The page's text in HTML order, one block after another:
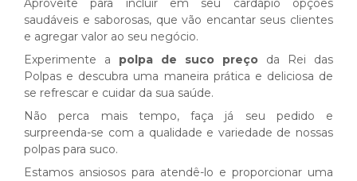
Aproveite para incluir em seu cardápio opções
saudáveis e saborosas, que vão encantar seus clientes
e agregar valor ao seu negócio.
Experimente a polpa de suco preço da Rei das
Polpas e descubra uma maneira prática e deliciosa de
se refrescar e cuidar da sua saúde.
Não perca mais tempo, faça já seu pedido e
surpreenda-se com a qualidade e variedade de nossas
polpas para suco.
Estamos ansiosos para atendê-lo e proporcionar uma